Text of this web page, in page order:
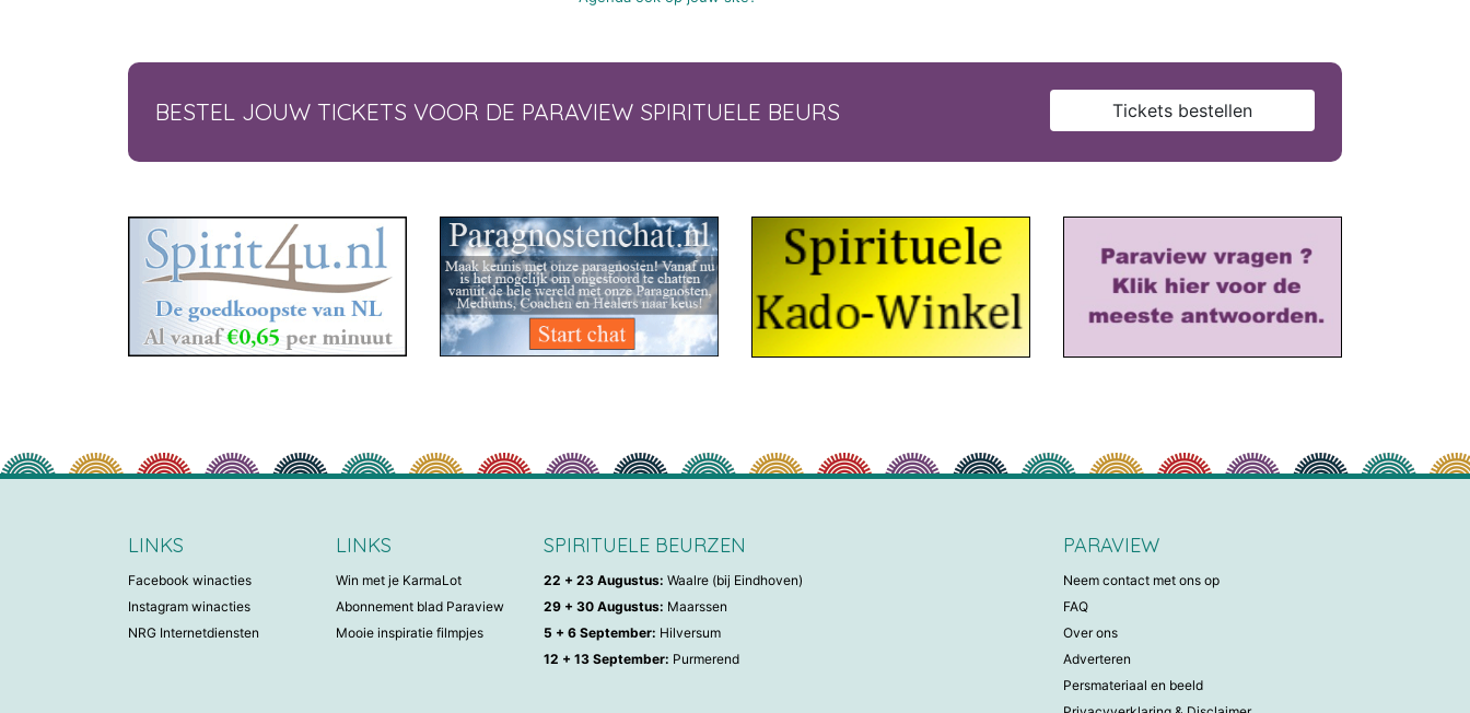
BESTEL JOUW TICKETS VOOR DE PARAVIEW SPIRITUELE BEURS Tickets bestellen
LINKS
Facebook winacties
Instagram winacties
NRG Internetdiensten
LINKS
Win met je KarmaLot
Abonnement blad Paraview
Mooie inspiratie filmpjes
SPIRITUELE BEURZEN
22 + 23 Augustus: Waalre (bij Eindhoven)
29 + 30 Augustus: Maarssen
5 + 6 September: Hilversum
12 + 13 September: Purmerend
PARAVIEW
Neem contact met ons op
FAQ
Over ons
Adverteren
Persmateriaal en beeld